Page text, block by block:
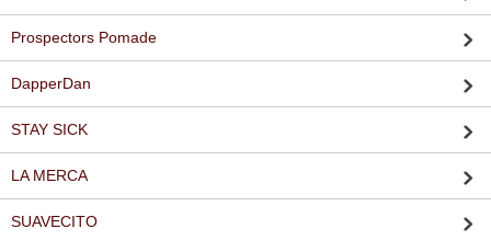
Prospectors Pomade
DapperDan
STAY SICK
LA MERCA
SUAVECITO